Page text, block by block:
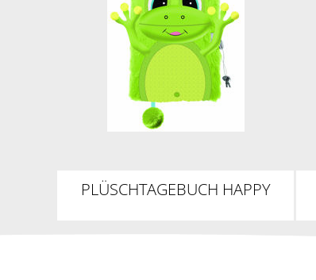
PLÜSCHTAGEBUCH HAPPY